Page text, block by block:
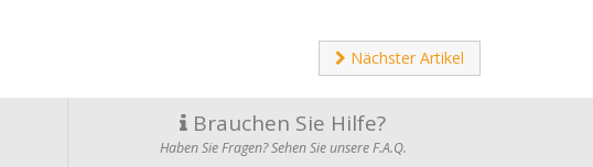
Nächster Artikel
Brauchen Sie Hilfe?
Haben Sie Fragen? Sehen Sie unsere F.A.Q.